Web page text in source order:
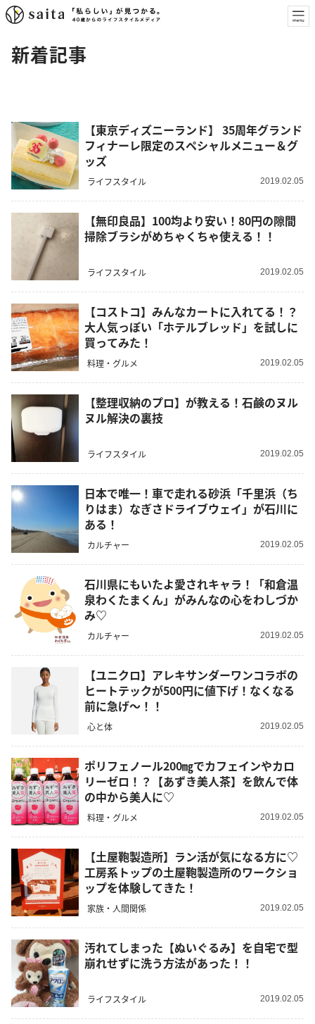
新着記事
【東京ディズニーランド】 35周年グランド
フィナーレ限定のスペシャルメニュー＆グ
ッズ
ライフスタイル 2019.02.05
【無印良品】100均より安い！80円の隙間
掃除ブラシがめちゃくちゃ使える！！
ライフスタイル 2019.02.05
【コストコ】みんなカートに入れてる！？
大人気っぽい「ホテルブレッド」を試しに
買ってみた！
料理・グルメ 2019.02.05
【整理収納のプロ】が教える！石鹸のヌル
ヌル解決の裏技
ライフスタイル 2019.02.05
日本で唯一！車で走れる砂浜「千里浜（ち
りはま）なぎさドライブウェイ」が石川に
ある！
カルチャー 2019.02.05
石川県にもいたよ愛されキャラ！「和倉温
泉わくたまくん」がみんなの心をわしづか
み♡
カルチャー 2019.02.05
【ユニクロ】アレキサンダーワンコラボの
ヒートテックが500円に値下げ！なくなる
前に急げ～！！
心と体 2019.02.05
ポリフェノール200㎎でカフェインやカロ
リーゼロ！？【あずき美人茶】を飲んで体
の中から美人に♡
料理・グルメ 2019.02.05
【土屋鞄製造所】ラン活が気になる方に♡
工房系トップの土屋鞄製造所のワークショ
ップを体験してきた！
家族・人間関係 2019.02.05
汚れてしまった【ぬいぐるみ】を自宅で型
崩れせずに洗う方法があった！！
ライフスタイル 2019.02.05